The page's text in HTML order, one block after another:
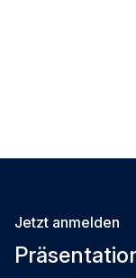
Jetzt anmelden